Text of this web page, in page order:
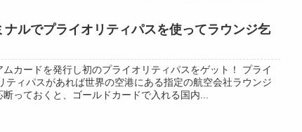
ルでプライオリティパスを使ってラウンジ乞
カードを発行し初のプライオリティパスをゲット！ プライ
ティパスがあれば世界の空港にある指定の航空会社ラウンジ
っておくと、ゴールドカードで入れる国内...